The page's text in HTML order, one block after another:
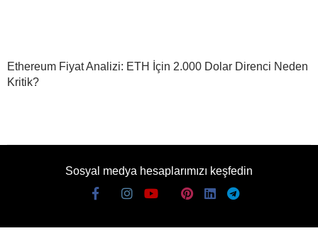
Ethereum Fiyat Analizi: ETH İçin 2.000 Dolar Direnci Neden
Kritik?
Sosyal medya hesaplarımızı keşfedin